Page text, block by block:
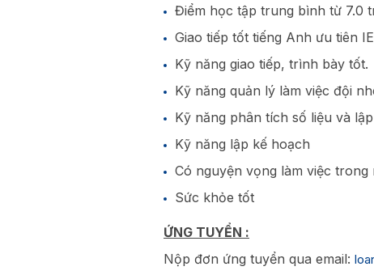
Điểm học tập trung bình từ 7.0
Giao tiếp tốt tiếng Anh ưu tiên
Kỹ năng giao tiếp, trình bày tốt.
Kỹ năng quản lý làm việc đội
Kỹ năng phân tích số liệu và
Kỹ năng lập kế hoạch
Có nguyện vọng làm việc
Sức khỏe tốt
ỨNG TUYỂN :
Nộp đơn ứng tuyển qua email: